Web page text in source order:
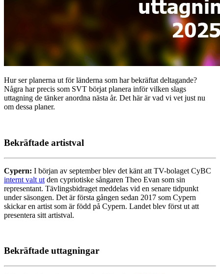
Hur ser planerna ut för länderna som har bekräftat deltagande?
Några har precis som SVT börjat planera inför vilken slags
uttagning de tänker anordna nästa år. Det här är vad vi vet just nu
om dessa planer.
Bekräftade artistval
Cypern: I början av september blev det känt att TV-bolaget CyBC
internt valt ut den cypriotiske sångaren Theo Evan som sin
representant. Tävlingsbidraget meddelas vid en senare tidpunkt
under säsongen. Det är första gången sedan 2017 som Cypern
skickar en artist som är född på Cypern. Landet blev först ut att
presentera sitt artistval.
Bekräftade uttagningar